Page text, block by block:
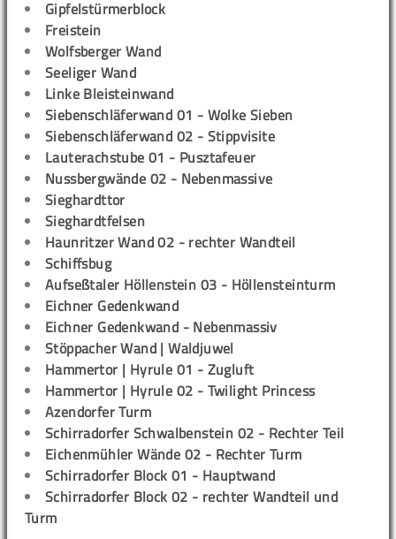
Gipfelstürmerblock
Freistein
Wolfsberger Wand
Seeliger Wand
Linke Bleisteinwand
Siebenschläferwand 01 - Wolke Sieben
Siebenschläferwand 02 - Stippvisite
Lauterachstube 01 - Pusztafeuer
Nussbergwände 02 - Nebenmassive
Sieghardttor
Sieghardtfelsen
Haunritzer Wand 02 - rechter Wandteil
Schiffsbug
Aufseßtaler Höllenstein 03 - Höllensteinturm
Eichner Gedenkwand
Eichner Gedenkwand - Nebenmassiv
Stöppacher Wand | Waldjuwel
Hammertor | Hyrule 01 - Zugluft
Hammertor | Hyrule 02 - Twilight Princess
Azendorfer Turm
Schirradorfer Schwalbenstein 02 - Rechter Teil
Eichenmühler Wände 02 - Rechter Turm
Schirradorfer Block 01 - Hauptwand
Schirradorfer Block 02 - rechter Wandteil und
Turm